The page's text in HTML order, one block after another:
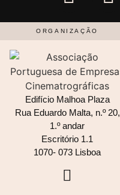
ORGANIZAÇÃO
Edifício Malhoa Plaza
Rua Eduardo Malta, n.º 20,
1.º andar
Escritório 1.1
1070- 073 Lisboa